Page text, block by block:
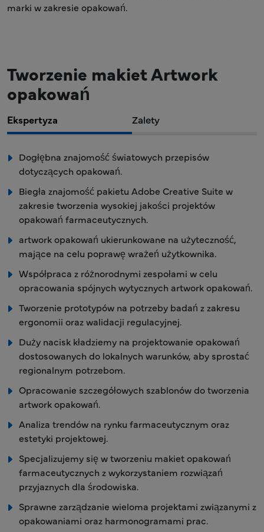
marki w zakresie opakowań.
Tworzenie makiet Artwork
opakowań
Ekspertyza Zalety
Dogłębna znajomość światowych przepisów
dotyczących opakowań.
Biegła znajomość pakietu Adobe Creative Suite w
zakresie tworzenia wysokiej jakości projektów
opakowań farmaceutycznych.
artwork opakowań ukierunkowane na użyteczność,
mające na celu poprawę wrażeń użytkownika.
Współpraca z różnorodnymi zespołami w celu
opracowania spójnych wytycznych artwork opakowań.
Tworzenie prototypów na potrzeby badań z zakresu
ergonomii oraz walidacji regulacyjnej.
Duży nacisk kładziemy na projektowanie opakowań
dostosowanych do lokalnych warunków, aby sprostać
regionalnym potrzebom.
Opracowanie szczegółowych szablonów do tworzenia
artwork opakowań.
Analiza trendów na rynku farmaceutycznym oraz
estetyki projektowej.
Specjalizujemy się w tworzeniu makiet opakowań
farmaceutycznych z wykorzystaniem rozwiązań
przyjaznych dla środowiska.
Sprawne zarządzanie wieloma projektami związanymi z
opakowaniami oraz harmonogramami prac.